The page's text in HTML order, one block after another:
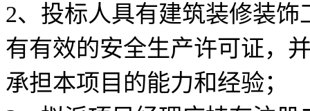
2、投标人具有建筑装修装
有有效的安全生产许可证，
承担本项目的能力和经验；